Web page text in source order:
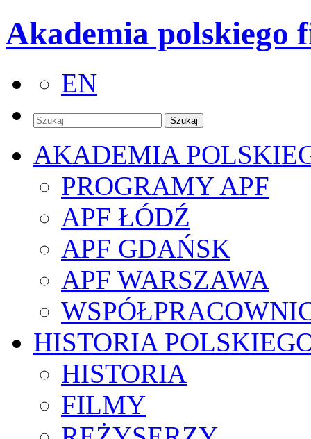
Akademia polskiego
EN
AKADEMIA
PROGRAMY APF
APF ŁÓDŹ
APF GDAŃSK
APF WARSZAWA
HISTORIA
HISTORIA
FILMY